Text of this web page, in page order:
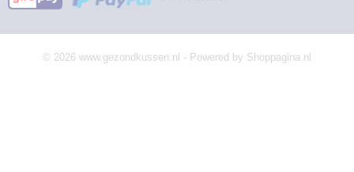
© 2026 www.gezondkussen.nl - Powered by Shoppagina.nl